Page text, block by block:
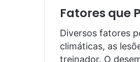
Fatores que
Diversos fatores
climáticas, as
treinador. O